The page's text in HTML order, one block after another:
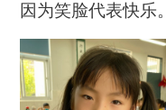
因为笑脸代表快乐。